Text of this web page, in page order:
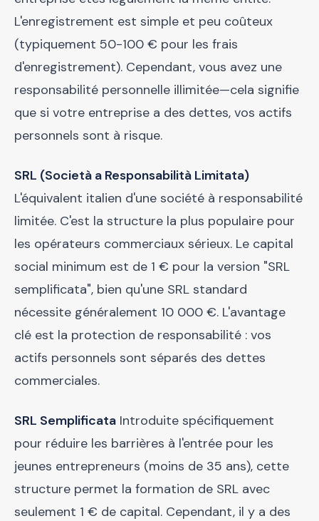
L'enregistrement est simple et peu coûteux
(typiquement 50-100 € pour les frais
d'enregistrement). Cependant, vous avez une
responsabilité personnelle illimitée—cela signifie
que si votre entreprise a des dettes, vos actifs
personnels sont à risque.
SRL (Società a Responsabilità Limitata)
L'équivalent italien d'une société à responsabilité
limitée. C'est la structure la plus populaire pour
les opérateurs commerciaux sérieux. Le capital
social minimum est de 1 € pour la version "SRL
semplificata", bien qu'une SRL standard
nécessite généralement 10 000 €. L'avantage
clé est la protection de responsabilité : vos
actifs personnels sont séparés des dettes
commerciales.
SRL Semplificata Introduite spécifiquement
pour réduire les barrières à l'entrée pour les
jeunes entrepreneurs (moins de 35 ans), cette
structure permet la formation de SRL avec
seulement 1 € de capital. Cependant, il y a des